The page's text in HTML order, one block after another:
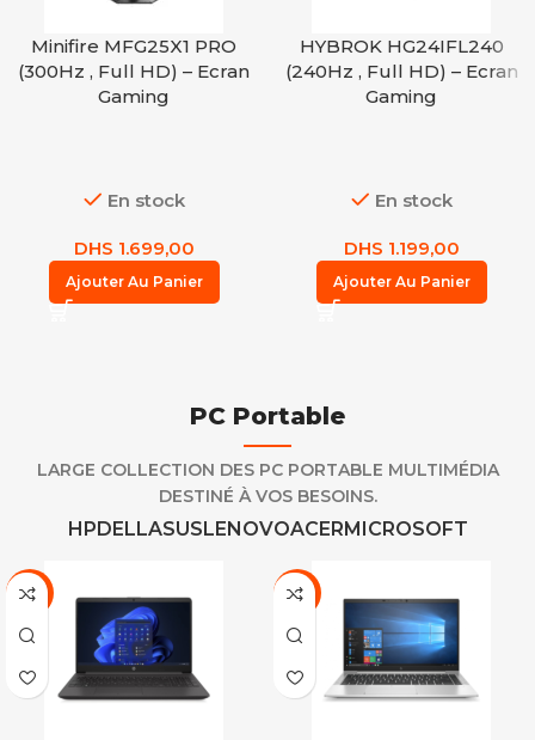
Minifire MFG25X1 PRO
(300Hz , Full HD) – Ecran
Gaming
En stock
DHS 1.699,00
Ajouter Au Panier
HYBROK HG24IFL240
(240Hz , Full HD) – Ecran
Gaming
En stock
DHS 1.199,00
Ajouter Au Panier
PC Portable
LARGE COLLECTION DES PC PORTABLE MULTIMÉDIA
DESTINÉ À VOS BESOINS.
HPDELLASUSLENOVOACERMICROSOFT
-9% -4%